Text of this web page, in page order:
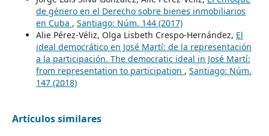
de género en el Derecho sobre bienes inmobiliarios
en Cuba , Santiago: Núm. 144 (2017)
Alie Pérez-Véliz, Olga Lisbeth Crespo-Hernández, El
ideal democrático en José Martí: de la representación
a la participación. The democratic ideal in José Martí:
from representation to participation , Santiago: Núm.
147 (2018)
Artículos similares